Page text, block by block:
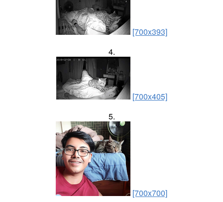
[700x393]
4.
[700x405]
5.
[700x700]